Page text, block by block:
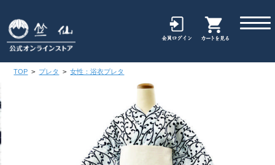
TOP > プレタ > 女性：浴衣プレタ